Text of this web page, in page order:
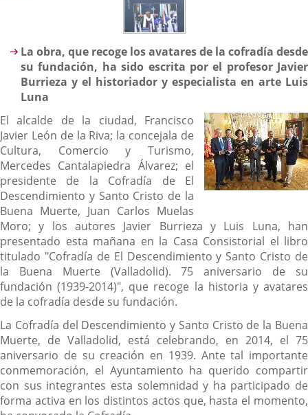
Descripción
La obra, que recoge los avatares de la cofradía desde
su fundación, ha sido escrita por el profesor Javier
Burrieza y el historiador y especialista en arte Luis
Luna
El alcalde de la ciudad, Francisco
Javier León de la Riva; la concejala de
Cultura, Comercio y Turismo,
Mercedes Cantalapiedra Álvarez; el
presidente de la Cofradía de El
Descendimiento y Santo Cristo de la
Buena Muerte, Juan Carlos Muelas
Moro; y los autores Javier Burrieza y Luis Luna, han
presentado esta mañana en la Casa Consistorial el libro
titulado "Cofradía de El Descendimiento y Santo Cristo de
la Buena Muerte (Valladolid). 75 aniversario de su
fundación (1939-2014)", que recoge la historia y avatares
de la cofradía desde su fundación.
La Cofradía del Descendimiento y Santo Cristo de la Buena
Muerte, de Valladolid, está celebrando, en 2014, el 75
aniversario de su creación en 1939. Ante tal importante
conmemoración, el Ayuntamiento ha querido compartir
con sus integrantes esta solemnidad y ha participado de
forma activa en los distintos actos que, hasta el momento,